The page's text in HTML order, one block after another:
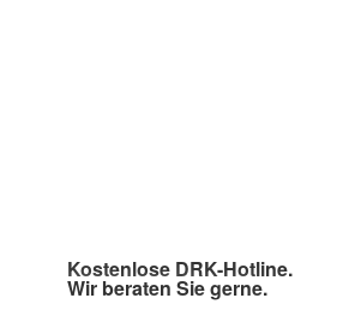
Kostenlose DRK-Hotline.
Wir beraten Sie gerne.